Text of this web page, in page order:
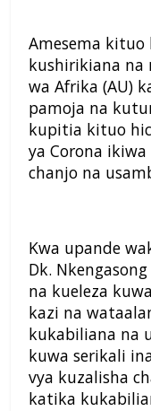
Amesema
kushirikiana na
wa Afrika (AU)
pamoja na
kupitia kituo
ya Corona
chanjo na
Kwa upande
Dk.
na kueleza
kazi na
kukabiliana na
kuwa serikali
vya kuzalisha
katika